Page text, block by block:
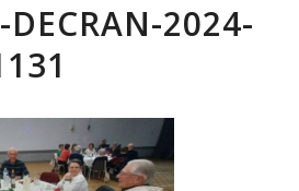
DECRAN-2024-